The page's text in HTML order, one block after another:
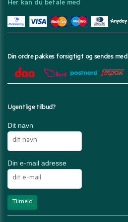
Her kan du betale med
Din ordre pakkes forsigtigt og sendes med
Ugentlige tilbud?
Dit navn
Din e-mail adresse